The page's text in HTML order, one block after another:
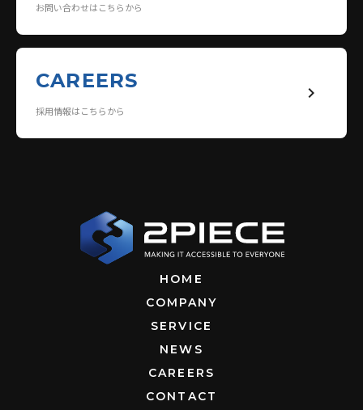
お問い合わせはこちらから
CAREERS
採用情報はこちらから
keyboard_arrow_right
HOME
COMPANY
SERVICE
NEWS
CAREERS
CONTACT